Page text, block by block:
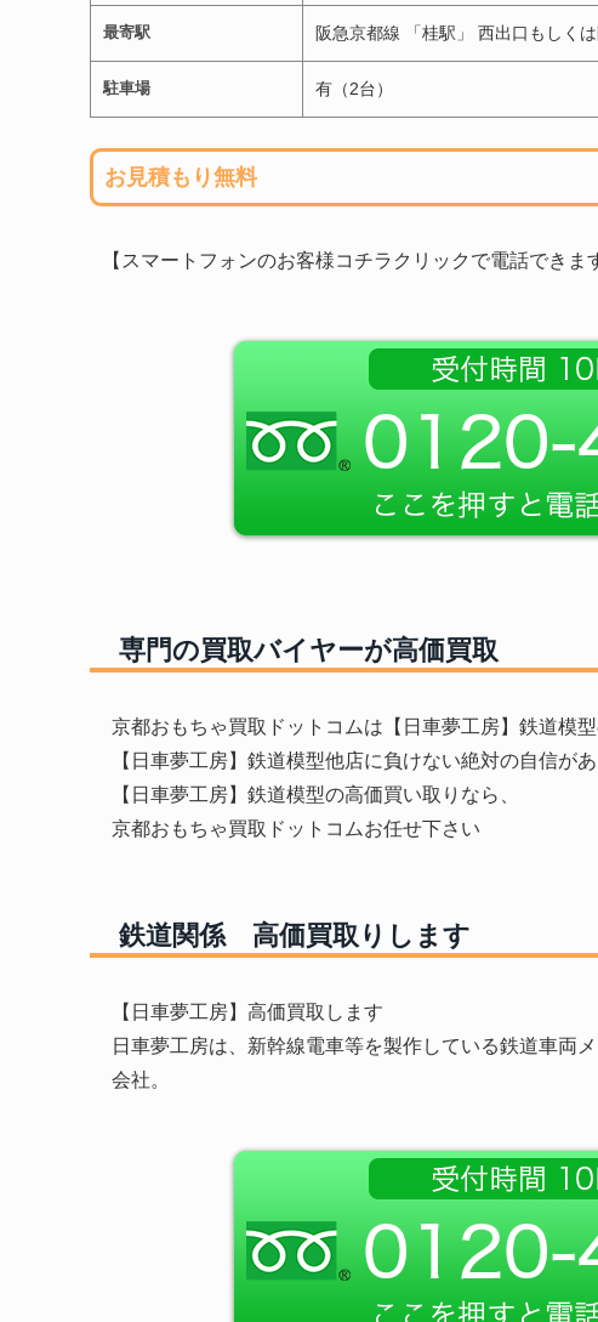
最寄駅 阪急京都線 「桂駅」 西出口もしく
駐車場 有（2台）
お見積もり無料
【スマートフォンのお客様コチラクリックで電話できま
専門の買取バイヤーが高価買取
京都おもちゃ買取ドットコムは【日車夢工房】鉄道模型
【日車夢工房】鉄道模型他店に負けない絶対の自信があ
【日車夢工房】鉄道模型の高価買い取りなら、
京都おもちゃ買取ドットコムお任せ下さい
鉄道関係 高価買取りします
【日車夢工房】高価買取します
日車夢工房は、新幹線電車等を製作している鉄道車両
会社。